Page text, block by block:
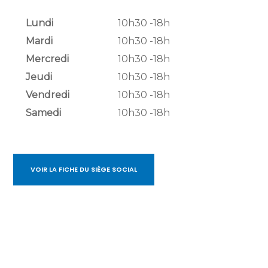
Lundi
10h30 -18h
Mardi
10h30 -18h
Mercredi
10h30 -18h
Jeudi
10h30 -18h
Vendredi
10h30 -18h
Samedi
10h30 -18h
VOIR LA FICHE DU SIÈGE SOCIAL